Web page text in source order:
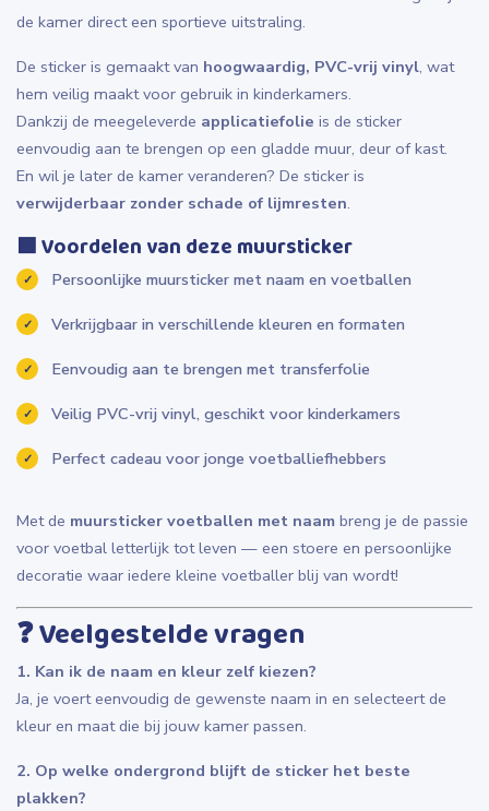
de kamer direct een sportieve uitstraling.
De sticker is gemaakt van hoogwaardig, PVC-vrij vinyl, wat
hem veilig maakt voor gebruik in kinderkamers.
Dankzij de meegeleverde applicatiefolie is de sticker
eenvoudig aan te brengen op een gladde muur, deur of kast.
En wil je later de kamer veranderen? De sticker is
verwijderbaar zonder schade of lijmresten.
🟩Voordelen van deze muursticker
Persoonlijke muursticker met naam en voetballen
Verkrijgbaar in verschillende kleuren en formaten
Eenvoudig aan te brengen met transferfolie
Veilig PVC-vrij vinyl, geschikt voor kinderkamers
Perfect cadeau voor jonge voetballiefhebbers
Met de muursticker voetballen met naam breng je de passie
voor voetbal letterlijk tot leven — een stoere en persoonlijke
decoratie waar iedere kleine voetballer blij van wordt!
❓Veelgestelde vragen
1. Kan ik de naam en kleur zelf kiezen?
Ja, je voert eenvoudig de gewenste naam in en selecteert de
kleur en maat die bij jouw kamer passen.
2. Op welke ondergrond blijft de sticker het beste
plakken?